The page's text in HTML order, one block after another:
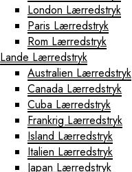
London Lærredstryk
Paris Lærredstryk
Rom Lærredstryk
Lande Lærredstryk
Australien Lærredstryk
Canada Lærredstryk
Cuba Lærredstryk
Frankrig Lærredstryk
Island Lærredstryk
Italien Lærredstryk
Japan Lærredstryk